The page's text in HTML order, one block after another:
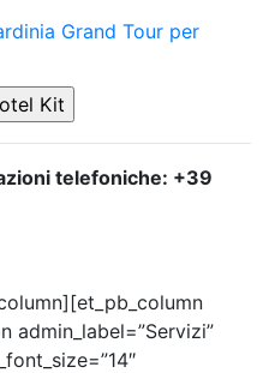
Grand Tour per
telefoniche: +39
admin_label=”Servizi”